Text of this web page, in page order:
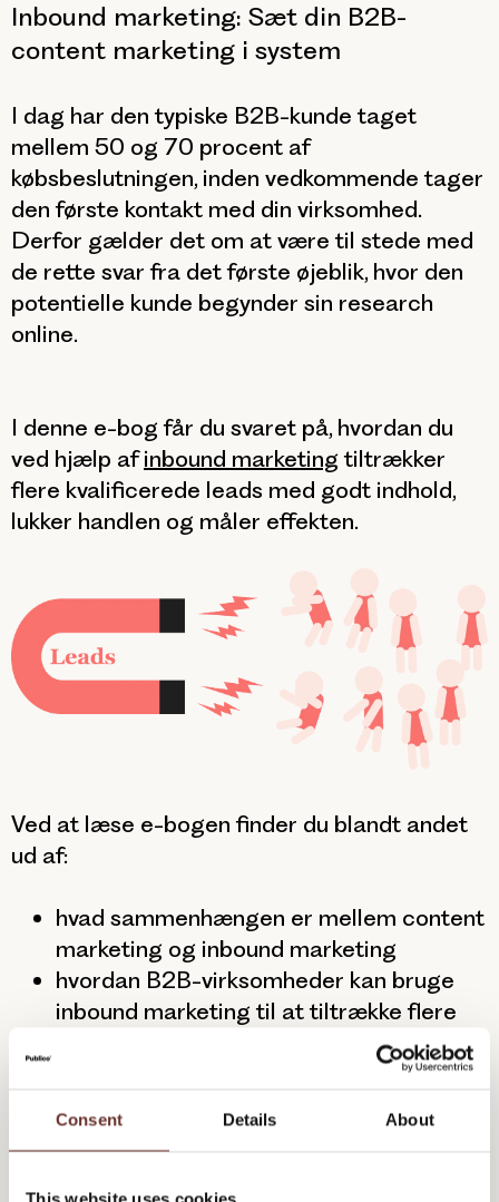
Consent Details About
Inbound marketing: Sæt din B2B-
content marketing i system
I dag har den typiske B2B-kunde taget
mellem 50 og 70 procent af
købsbeslutningen, inden vedkommende tager
den første kontakt med din virksomhed.
Derfor gælder det om at være til stede med
de rette svar fra det første øjeblik, hvor den
potentielle kunde begynder sin research
online.
I denne e-bog får du svaret på, hvordan du
ved hjælp afinbound marketing tiltrækker
flere kvalificerede leads med godt indhold,
lukker handlen og måler effekten.
Ved at læse e-bogen finder du blandt andet
ud af:
hvad sammenhængen er mellem content
marketing og inbound marketing
hvordan B2B-virksomheder kan bruge
inbound marketing til at tiltrække flere
hvilke tekniske værktøjer du skal bruge